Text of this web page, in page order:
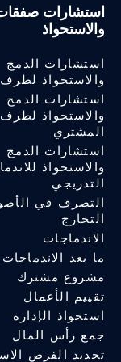
استشارات
والاستحواذ
استشارات الدمج
والاستحواذ لطرف
استشارات الدمج
والاستحواذ لطرف
المشتري
استشارات الدمج
والاستحواذ
التدريجي
التصرف في
التخارج
الاندماجات
ما بعد الاندماجات
مشروع مشترك
تقييم الأعمال
استحواذ الإدارة
جمع رأس المال
تحديد الفرص